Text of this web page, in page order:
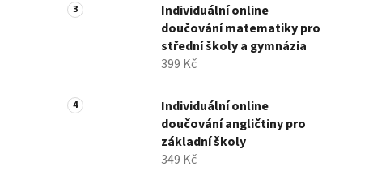
Individuální online
doučování matematiky pro
střední školy a gymnázia
399 Kč
Individuální online
doučování angličtiny pro
základní školy
349 Kč